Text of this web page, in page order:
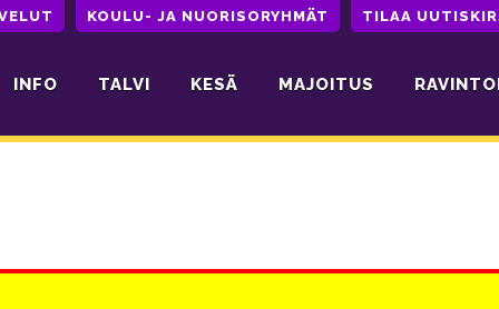
KOULU- JA NUORISORYHMÄT TILAA
INFO TALVI KESÄ MAJOITUS